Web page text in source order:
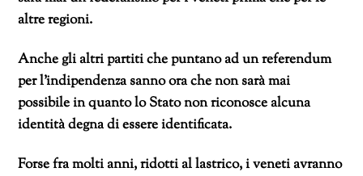
altre regioni.
Anche gli altri partiti che puntano ad un referendum
per l’indipendenza sanno ora che non sarà mai
possibile in quanto lo Stato non riconosce alcuna
identità degna di essere identificata.
Forse fra molti anni, ridotti al lastrico, i veneti avranno